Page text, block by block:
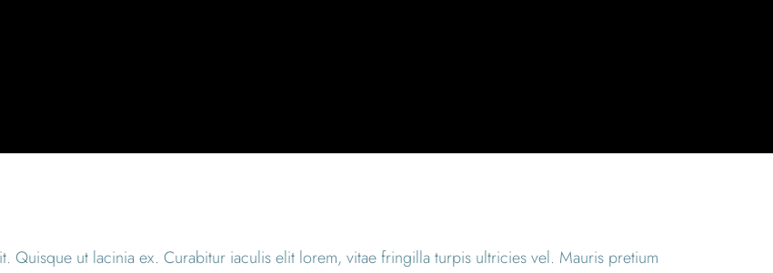
Quisque ut lacinia ex. Curabitur iaculis elit lorem, vitae fringilla turpis ultricies vel. Mauris pretium